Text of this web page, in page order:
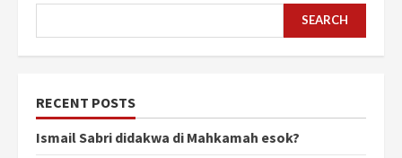
SEARCH
RECENT POSTS
Ismail Sabri didakwa di Mahkamah esok?